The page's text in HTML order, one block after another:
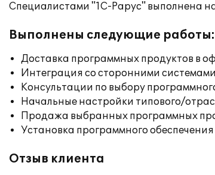
Специалистами "1С-Рарус" выполнена
Выполнены следующие работы:
Доставка программных продуктов в
Интеграция со сторонними
Консультации по выбору
Начальные настройки типового/
Продажа выбранных программных
Установка программного
Отзыв клиента